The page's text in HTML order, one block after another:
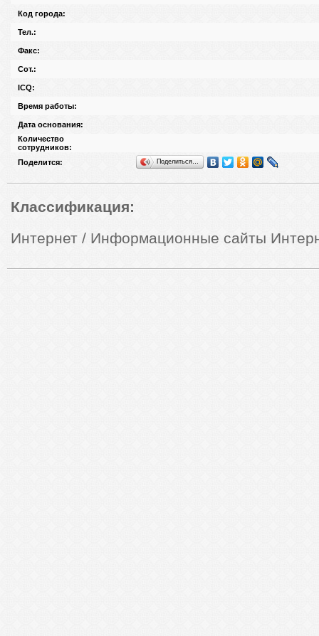
Код города:
Тел.:
Факс:
Сот.:
ICQ:
Время работы:
Дата основания:
Количество
сотрудников:
Поделится:
Поделиться…
Классификация:
Интернет / Информационные сайты